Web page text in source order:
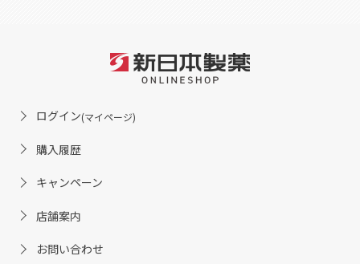
ログイン(マイページ)
購入履歴
キャンペーン
店舗案内
お問い合わせ